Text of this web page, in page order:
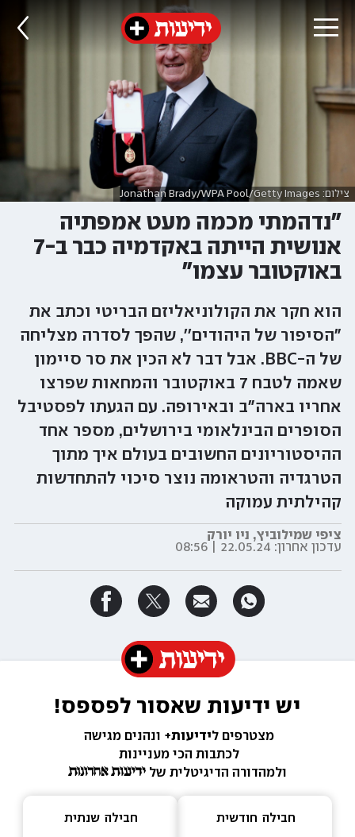
צילום: Jonathan Brady/WPA Pool/Getty Images
"נדהמתי מכמה מעט אמפתיה
אנושית הייתה באקדמיה כבר ב-7
באוקטובר עצמו"
הוא חקר את הקולוניאליזם הבריטי וכתב את
"הסיפור של היהודים'', שהפך לסדרה מצליחה
של ה-BBC. אבל דבר לא הכין את סר סיימון
שאמה לטבח 7 באוקטובר והמחאות שפרצו
אחריו בארה"ב ובאירופה. עם הגעתו לפסטיבל
הסופרים הבינלאומי בירושלים, מספר אחד
ההיסטוריונים החשובים בעולם איך מתוך
הטרגדיה והטראומה נוצר סיכוי להתחדשות
קהילתית עמוקה
ציפי שמילוביץ, ניו יורק
עדכון אחרון: 22.05.24 | 08:56
יש ידיעות שאסור לפספס!
מצטרפים לידיעות+ ונהנים מגישה
לכתבות הכי מעניינות
ולמהדורה הדיגיטלית של
חבילה חודשית חבילה שנתית